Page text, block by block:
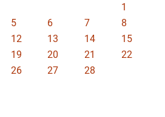
1
5 6 7
8
12 13 14
15
19 20 21
22
26 27
28